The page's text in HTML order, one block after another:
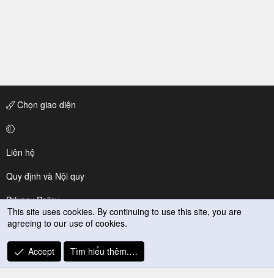
Chọn giao diện
Liên hệ
Quy định và Nội quy
Privacy Policy
Trợ giúp
R
S
This site uses cookies. By continuing to use this site, you are
agreeing to our use of cookies.
Accept Tìm hiểu thêm.…